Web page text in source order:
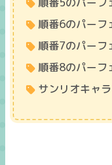
順番6のパーフ
順番7のパーフ
順番8のパーフ
サンリオキャ